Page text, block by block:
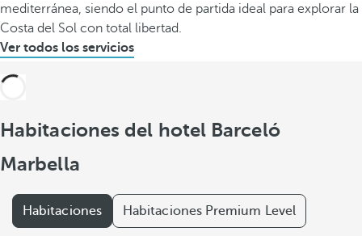
mediterránea, siendo el punto de partida ideal para explorar la
Costa del Sol con total libertad.
Ver todos los servicios
Habitaciones del hotel Barceló
Marbella
Habitaciones Habitaciones Premium Level